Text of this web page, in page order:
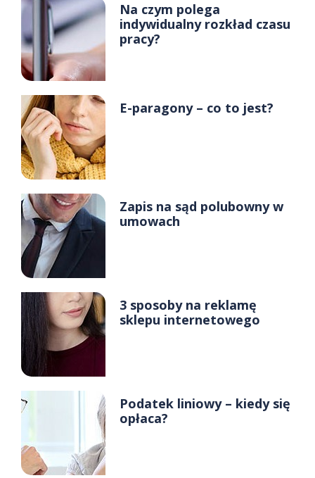
Na czym polega
indywidualny rozkład czasu
pracy?
E-paragony – co to jest?
Zapis na sąd polubowny w
umowach
3 sposoby na reklamę
sklepu internetowego
Podatek liniowy – kiedy się
opłaca?